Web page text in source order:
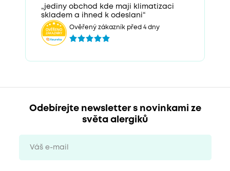
„jediny obchod kde maji klimatizaci
skladem a ihned k odeslani“
Ověřený zákazník před 4 dny
Odebírejte newsletter s novinkami ze
světa alergiků